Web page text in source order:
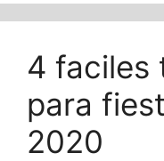
4 faciles
para
2020